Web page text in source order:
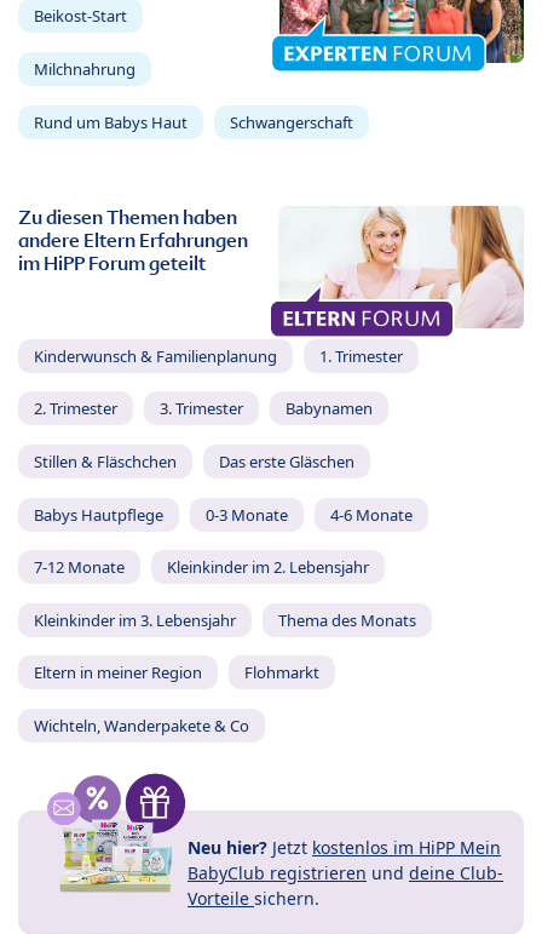
Beikost-Start
Milchnahrung
Rund um Babys Haut Schwangerschaft
Zu diesen Themen haben
andere Eltern Erfahrungen
im HiPP Forum geteilt
Kinderwunsch & Familienplanung 1. Trimester
2. Trimester 3. Trimester Babynamen
Stillen & Fläschchen Das erste Gläschen
Babys Hautpflege 0-3 Monate 4-6 Monate
7-12 Monate Kleinkinder im 2. Lebensjahr
Kleinkinder im 3. Lebensjahr Thema des Monats
Eltern in meiner Region Flohmarkt
Wichteln, Wanderpakete & Co
Neu hier? Jetzt kostenlos im HiPP Mein
BabyClub registrieren und deine Club-
Vorteile sichern.